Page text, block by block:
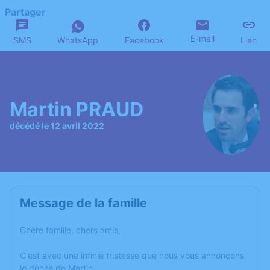
Partager
SMS WhatsApp Facebook E-mail Lien
Martin PRAUD
décédé le 12 avril 2022
Message de la famille
Chère famille, chers amis,
C'est avec une infinie tristesse que nous vous annonçons
le décès de Martin.